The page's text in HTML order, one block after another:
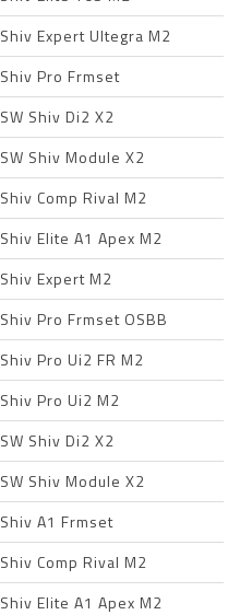
Shiv Expert Ultegra M2
Shiv Pro Frmset
SW Shiv Di2 X2
SW Shiv Module X2
Shiv Comp Rival M2
Shiv Elite A1 Apex M2
Shiv Expert M2
Shiv Pro Frmset OSBB
Shiv Pro Ui2 FR M2
Shiv Pro Ui2 M2
SW Shiv Di2 X2
SW Shiv Module X2
Shiv A1 Frmset
Shiv Comp Rival M2
Shiv Elite A1 Apex M2